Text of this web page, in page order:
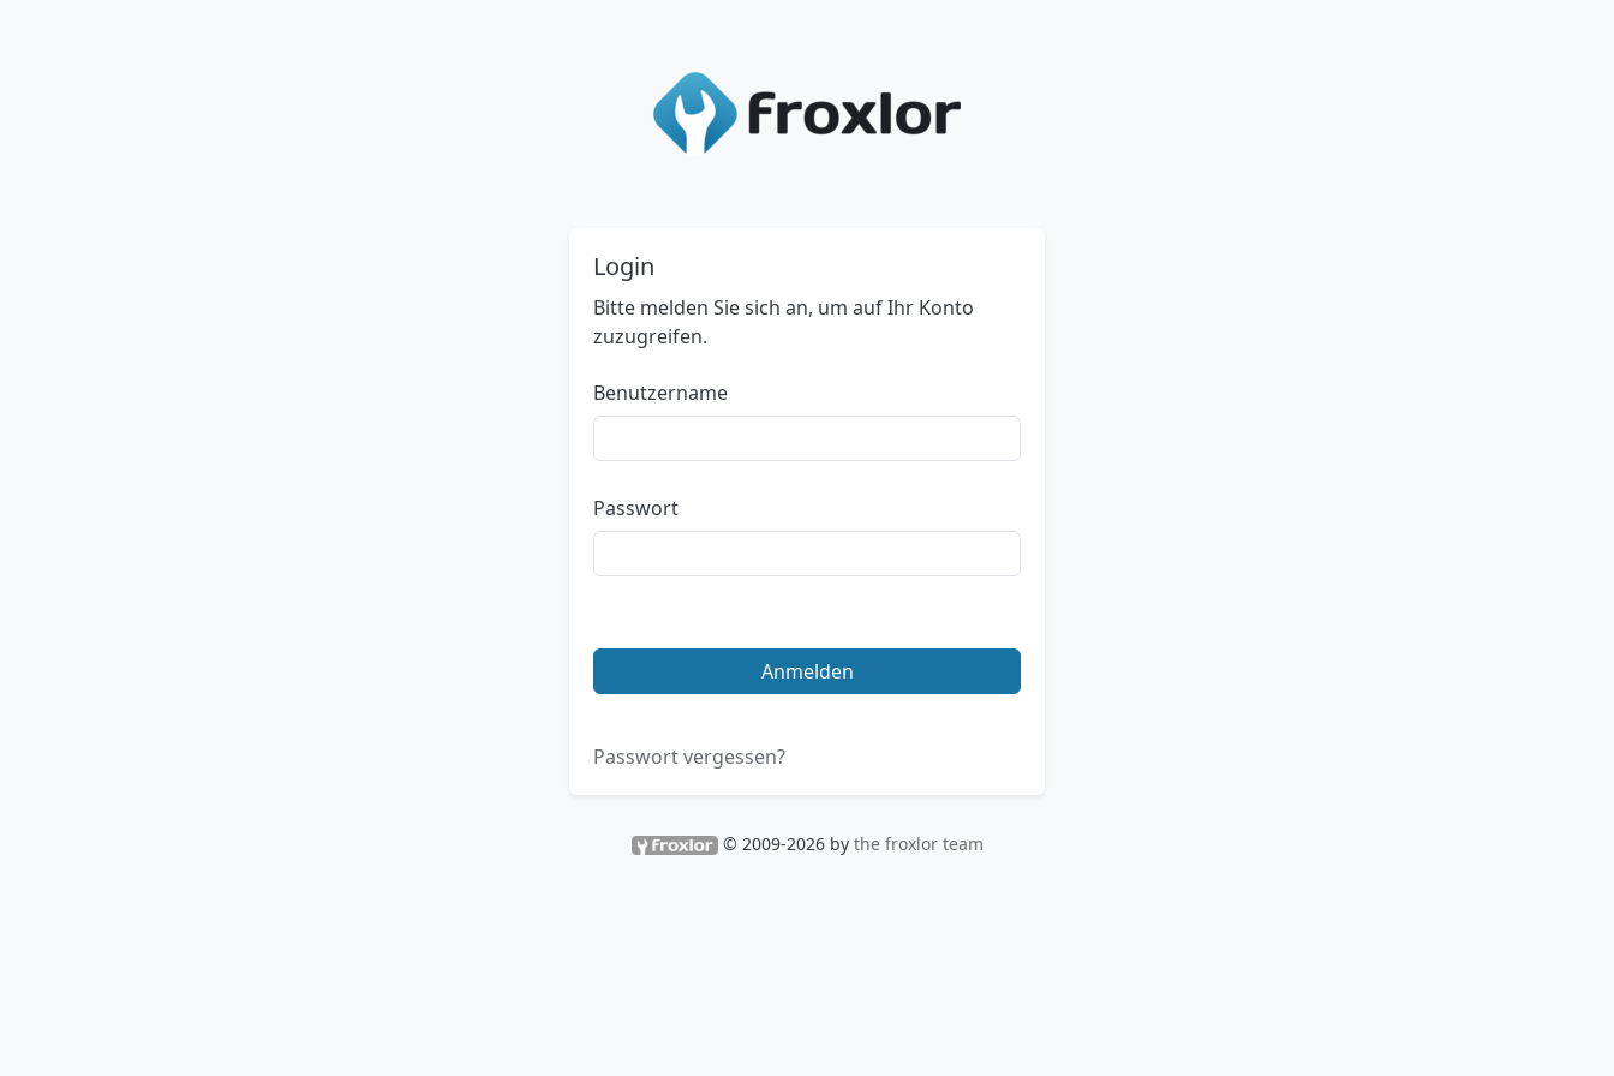
Login
Bitte melden Sie sich an, um auf Ihr Konto
zuzugreifen.
Benutzername
Passwort
Anmelden
Passwort vergessen?
© 2009-2026 by the froxlor team